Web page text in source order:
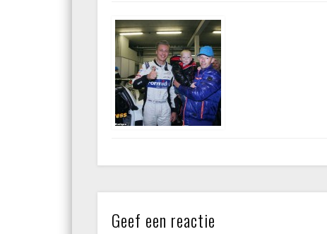
Geef een reactie